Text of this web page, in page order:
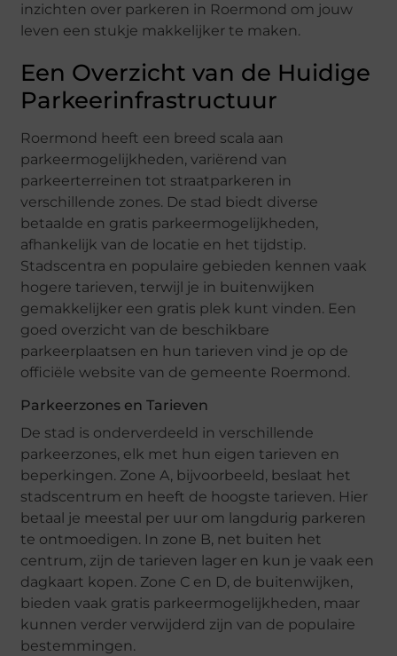
inzichten over parkeren in Roermond om jouw
leven een stukje makkelijker te maken.
Een Overzicht van de Huidige
Parkeerinfrastructuur
Roermond heeft een breed scala aan
parkeermogelijkheden, variërend van
parkeerterreinen tot straatparkeren in
verschillende zones. De stad biedt diverse
betaalde en gratis parkeermogelijkheden,
afhankelijk van de locatie en het tijdstip.
Stadscentra en populaire gebieden kennen vaak
hogere tarieven, terwijl je in buitenwijken
gemakkelijker een gratis plek kunt vinden. Een
goed overzicht van de beschikbare
parkeerplaatsen en hun tarieven vind je op de
officiële website van de gemeente Roermond.
Parkeerzones en Tarieven
De stad is onderverdeeld in verschillende
parkeerzones, elk met hun eigen tarieven en
beperkingen. Zone A, bijvoorbeeld, beslaat het
stadscentrum en heeft de hoogste tarieven. Hier
betaal je meestal per uur om langdurig parkeren
te ontmoedigen. In zone B, net buiten het
centrum, zijn de tarieven lager en kun je vaak een
dagkaart kopen. Zone C en D, de buitenwijken,
bieden vaak gratis parkeermogelijkheden, maar
kunnen verder verwijderd zijn van de populaire
bestemmingen.